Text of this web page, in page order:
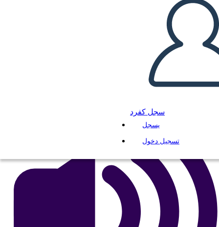
سجل كفرد
يسجل
تسجيل دخول
מכתב מכלא בירמינגהם - נושאים